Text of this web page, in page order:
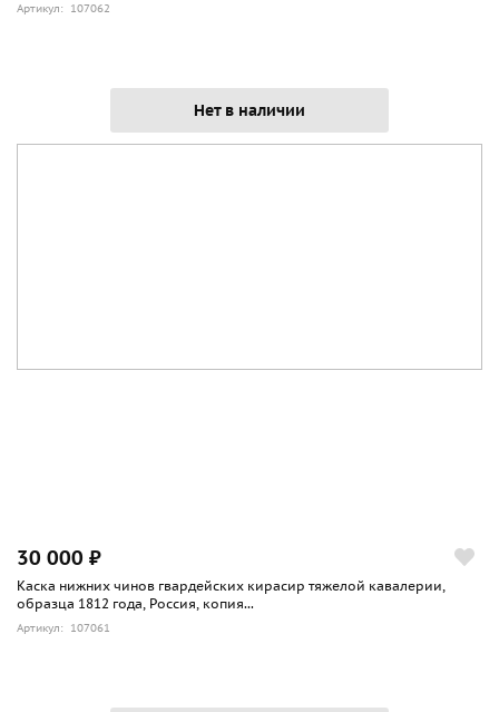
Артикул: 107062
Нет в наличии
30 000 ₽
Каска нижних чинов гвардейских кирасир тяжелой кавалерии,
образца 1812 года, Россия, копия...
Артикул: 107061